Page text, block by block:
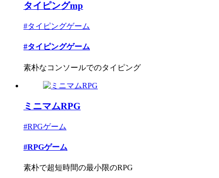
タイピングmp
#タイピングゲーム
#タイピングゲーム
素朴なコンソールでのタイピング
ミニマムRPG
#RPGゲーム
#RPGゲーム
素朴で超短時間の最小限のRPG